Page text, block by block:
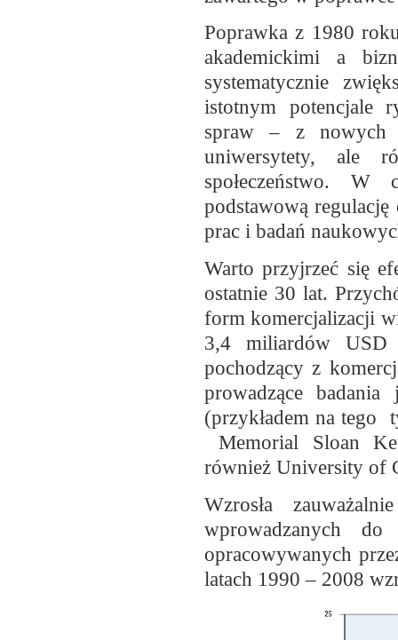
Poprawka z 1980
akademickimi a
systematycznie
istotnym potencjale
spraw – z nowych
uniwersytety, ale
społeczeństwo.
podstawową
prac i badań
Warto przyjrzeć się
ostatnie 30 lat.
form komercjalizacji
3,4 miliardów
pochodzący z
prowadzące
(przykładem na tego
Memorial Sloan
również University of
Wzrosła
wprowadzanych
opracowywanych
latach 1990 – 2008